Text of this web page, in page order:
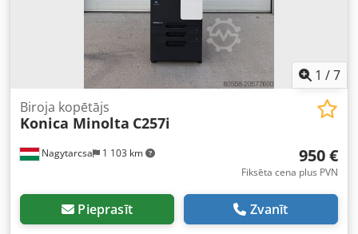
1 /7
Nagytarcsa 1 103 km
Biroja kopētājs
Konica Minolta C257i
950 €
Fiksēta cena plus PVN
Pieprasīt Zvanīt